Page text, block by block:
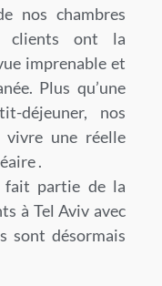
nos chambres
clients ont la
imprenable et
Plus qu’une
déjeuner, nos
vivre une réelle
.
fait partie de la
à Tel Aviv avec
sont désormais